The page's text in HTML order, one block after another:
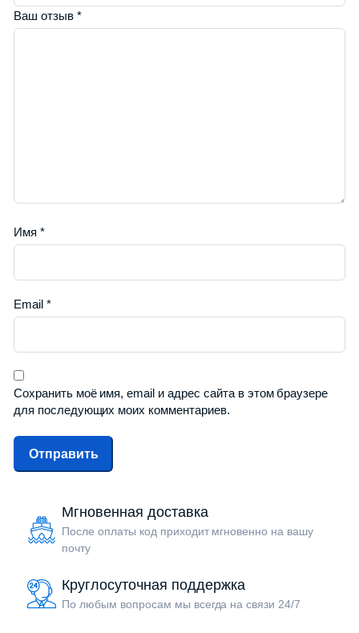
Ваш отзыв *
Имя *
Email *
Сохранить моё имя, email и адрес сайта в этом браузере
для последующих моих комментариев.
Мгновенная доставка
После оплаты код приходит мгновенно на вашу
почту
Круглосуточная поддержка
По любым вопросам мы всегда на связи 24/7